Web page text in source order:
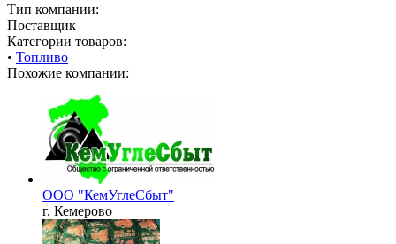
Тип компании:
Поставщик
Категории товаров:
• Топливо
Похожие компании:
ООО "КемУглеСбыт"
г. Кемерово